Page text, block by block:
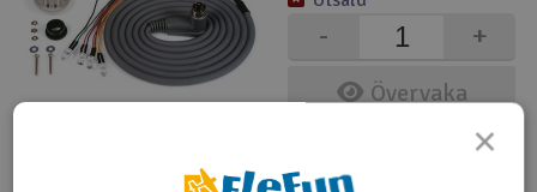
Övervaka
+
-
TAM-56505 motoriserade stödben ×